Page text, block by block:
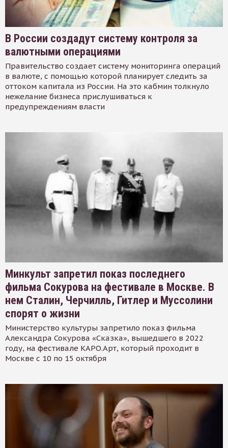
В России создадут систему контроля за
валютными операциями
Правительство создает систему мониторинга операций
в валюте, с помощью которой планирует следить за
оттоком капитала из России. На это кабмин толкнуло
нежелание бизнеса прислушиваться к
предупреждениям власти
Минкульт запретил показ последнего
фильма Сокурова на фестивале в Москве. В
нем Сталин, Черчилль, Гитлер и Муссолини
спорят о жизни
Министерство культуры запретило показ фильма
Александра Сокурова «Сказка», вышедшего в 2022
году, на фестивале КАРО.Арт, который проходит в
Москве с 10 по 15 октября